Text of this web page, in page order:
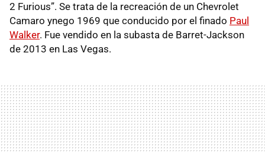
2 Furious”. Se trata de la recreación de un Chevrolet
Camaro ynego 1969 que conducido por el finado Paul
Walker. Fue vendido en la subasta de Barret-Jackson
de 2013 en Las Vegas.